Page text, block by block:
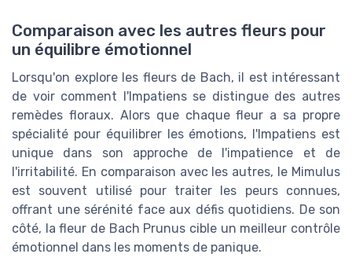
Comparaison avec les autres fleurs pour
un équilibre émotionnel
Lorsqu'on explore les fleurs de Bach, il est intéressant
de voir comment l'Impatiens se distingue des autres
remèdes floraux. Alors que chaque fleur a sa propre
spécialité pour équilibrer les émotions, l'Impatiens est
unique dans son approche de l'impatience et de
l'irritabilité. En comparaison avec les autres, le Mimulus
est souvent utilisé pour traiter les peurs connues,
offrant une sérénité face aux défis quotidiens. De son
côté, la fleur de Bach Prunus cible un meilleur contrôle
émotionnel dans les moments de panique.